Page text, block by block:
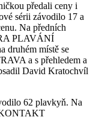
předali ceny i
sérii závodilo 17 a
Na předních
PLAVÁNÍ
druhém místě se
a s přehledem a
David Kratochvíl
62 plavkyň. Na
KONTAKT